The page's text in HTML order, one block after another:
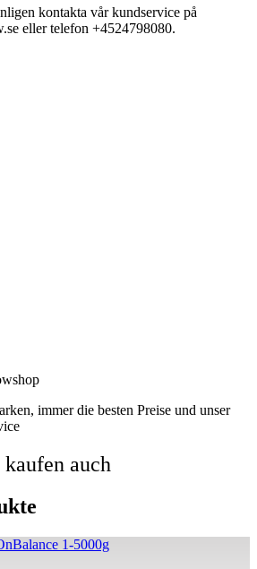
kontakta vår kundservice på
eller telefon +4524798080.
immer die besten Preise und unser
auch